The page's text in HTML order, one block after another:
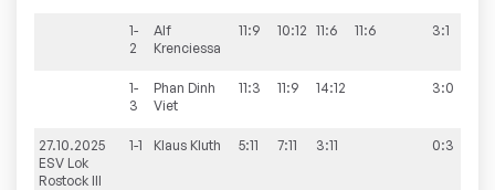
1-
2
Alf
Krenciessa
11:9 10:12 11:6 11:6 3:1
1-
3
Phan Dinh
Viet
11:3 11:9 14:12 3:0
27.10.2025
ESV Lok
Rostock III
1-1 Klaus Kluth 5:11 7:11 3:11 0:3